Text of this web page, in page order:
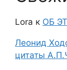
Lora к ОБ
Леонид
цитаты